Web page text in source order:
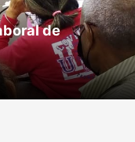
de